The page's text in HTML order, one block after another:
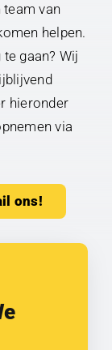
van
helpen.
gaan? Wij
hieronder
via
ons!